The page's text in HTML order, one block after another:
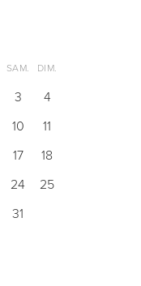
SAM. DIM.
3
4
10
11
17
18
24
25
31